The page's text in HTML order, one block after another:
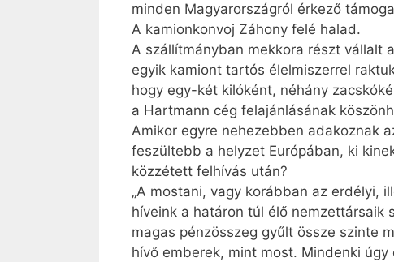
minden Magyarországról érkező
A kamionkonvoj Záhony felé halad.
A szállítmányban mekkora részt vállalt
egyik kamiont tartós élelmiszerrel
hogy egy-két kilóként, néhány
a Hartmann cég felajánlásának
Amikor egyre nehezebben adakoznak
feszültebb a helyzet Európában, ki
közzétett felhívás után?
„A mostani, vagy korábban az erdélyi,
híveink a határon túl élő nemzettársaik
magas pénzösszeg gyűlt össze szinte
hívő emberek, mint most. Mindenki